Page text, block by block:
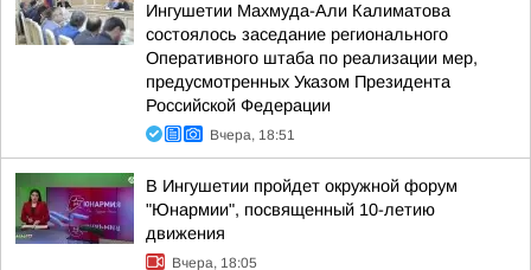
Ингушетии Махмуда-Али Калиматова
состоялось заседание регионального
Оперативного штаба по реализации мер,
предусмотренных Указом Президента
Российской Федерации
Вчера, 18:51
В Ингушетии пройдет окружной форум
"Юнармии", посвященный 10-летию
движения
Вчера, 18:05